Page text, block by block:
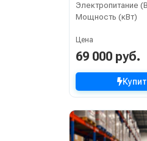
Электропитание
Мощность (кВт)
Цена
69 000 руб.